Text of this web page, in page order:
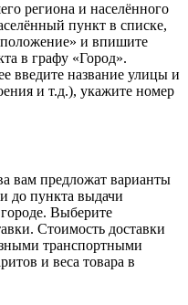
региона и населённого
пункт в списке,
и впишите
в графу «Город».
введите название улицы и
и т.д.), укажите номер
вам предложат варианты
до пункта выдачи
Выберите
Стоимость доставки
транспортными
и веса товара в